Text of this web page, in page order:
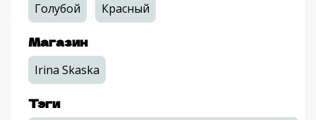
Голубой Красный
Магазин
Irina Skaska
Тэги